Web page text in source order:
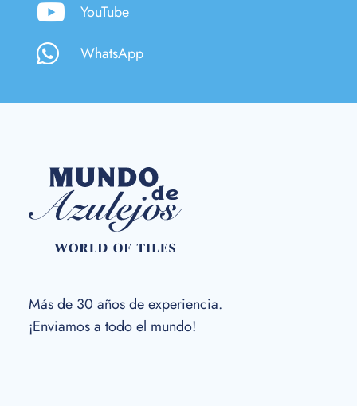
YouTube
WhatsApp
Más de 30 años de experiencia.
¡Enviamos a todo el mundo!